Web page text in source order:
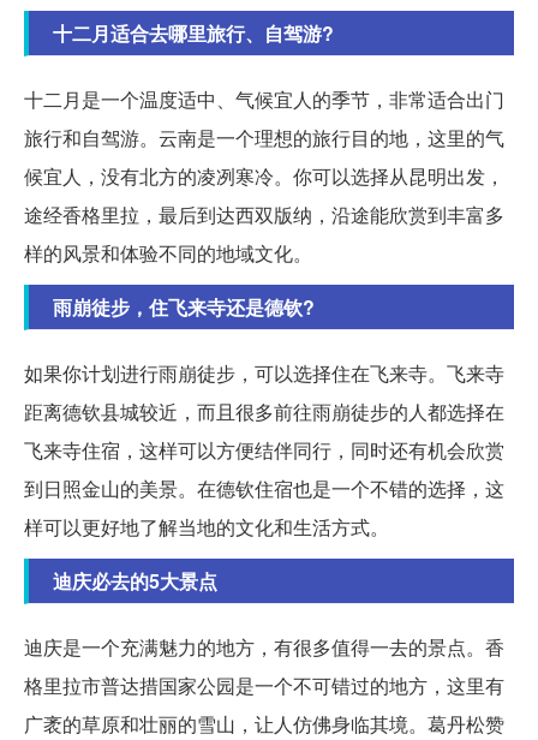
十二月适合去哪里旅行、自驾游?
十二月是一个温度适中、气候宜人的季节，非常适合出门
旅行和自驾游。云南是一个理想的旅行目的地，这里的气
候宜人，没有北方的凌冽寒冷。你可以选择从昆明出发，
途经香格里拉，最后到达西双版纳，沿途能欣赏到丰富多
样的风景和体验不同的地域文化。
雨崩徒步，住飞来寺还是德钦?
如果你计划进行雨崩徒步，可以选择住在飞来寺。飞来寺
距离德钦县城较近，而且很多前往雨崩徒步的人都选择在
飞来寺住宿，这样可以方便结伴同行，同时还有机会欣赏
到日照金山的美景。在德钦住宿也是一个不错的选择，这
样可以更好地了解当地的文化和生活方式。
迪庆必去的5大景点
迪庆是一个充满魅力的地方，有很多值得一去的景点。香
格里拉市普达措国家公园是一个不可错过的地方，这里有
广袤的草原和壮丽的雪山，让人仿佛身临其境。葛丹松赞